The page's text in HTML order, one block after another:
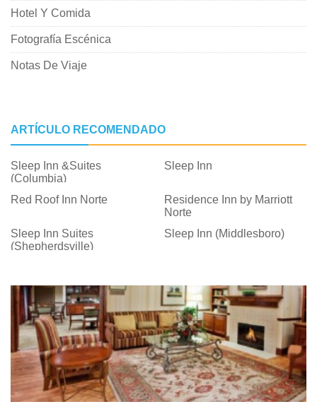
Hotel Y Comida
Fotografía Escénica
Notas De Viaje
ARTÍCULO RECOMENDADO
Sleep Inn &Suites
(Columbia)
Sleep Inn
Red Roof Inn Norte
Residence Inn by Marriott
Norte
Sleep Inn Suites
(Shepherdsville)
Sleep Inn (Middlesboro)